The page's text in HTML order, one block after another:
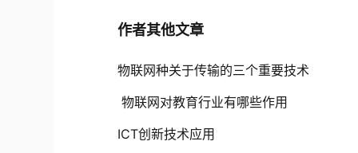
作者其他文章
物联网种关于传输的三个重要技术
物联网对教育行业有哪些作用
ICT创新技术应用